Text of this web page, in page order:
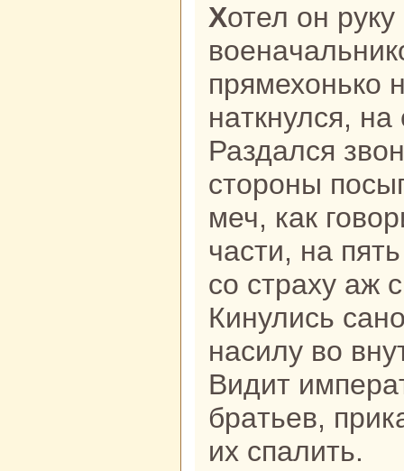
Хотел он руку одному из
прямехонькo
нaткнулся,
Раздался
стороны
меч, как
части, нa
со стpaху аж
Кинулись
нaсилу во
Видит
бpaтьев,
их спалить.